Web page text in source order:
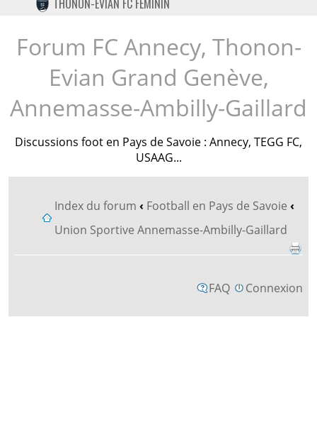
TWITTER
INSTAGRAM
THONON-EVIAN FC FÉMININ
Forum FC Annecy, Thonon-
Evian Grand Genève,
Annemasse-Ambilly-Gaillard
Discussions foot en Pays de Savoie : Annecy, TEGG FC,
USAAG...
Index du forum ‹ Football en Pays de Savoie ‹
Union Sportive Annemasse-Ambilly-Gaillard
FAQ Connexion